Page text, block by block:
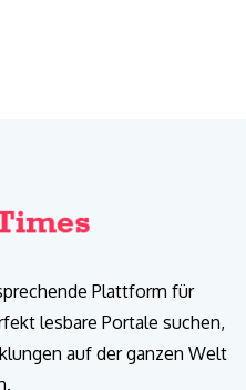
Plattform für
lesbare Portale suchen,
auf der ganzen Welt